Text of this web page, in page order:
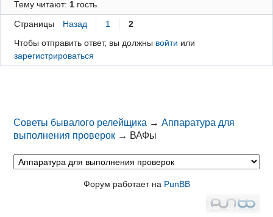
Тему читают: 1гость
Страницы Назад 1
2
Чтобы отправить ответ, вы должны войти или
зарегистрироваться
Советы бывалого релейщика →Аппаратура для
выполнения проверок → ВАФы
Форум работает на PunBB